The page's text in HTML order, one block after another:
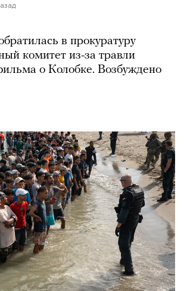
в прокуратуру
комитет из-за травли
о Колобке. Возбуждено